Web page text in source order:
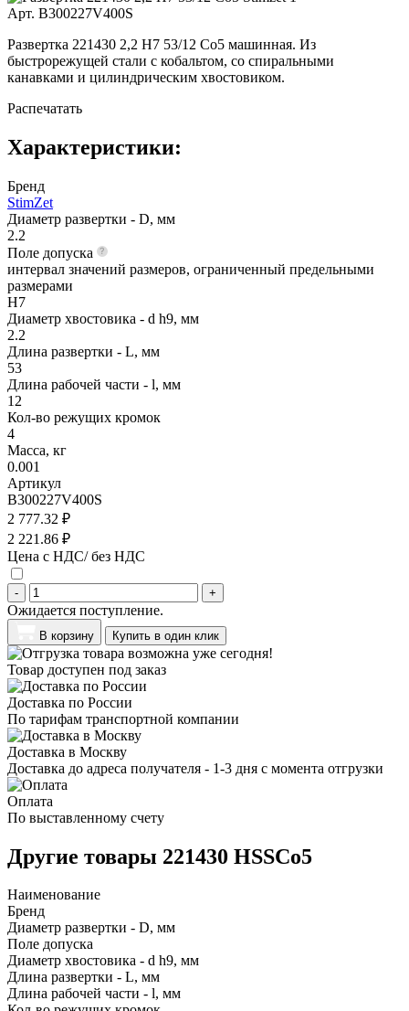
Арт. B300227V400S
Развертка 221430 2,2 H7 53/12 Co5 машинная. Из
быстрорежущей стали с кобальтом, со спиральными
канавками и цилиндрическим хвостовиком.
Распечатать
Характеристики:
Бренд
StimZet
Диаметр развертки - D, мм
2.2
Поле допуска
интервал значений размеров, ограниченный предельными
размерами
H7
Диаметр хвостовика - d h9, мм
2.2
Длина развертки - L, мм
53
Длина рабочей части - l, мм
12
Кол-во режущих кромок
4
Масса, кг
0.001
Артикул
B300227V400S
2 777.32 ₽
2 221.86 ₽
Цена с НДС/ без НДС
- +
Ожидается поступление.
В корзину Купить в один клик
Товар доступен под заказ
Доставка по России
По тарифам транспортной компании
Доставка в Москву
Доставка до адреса получателя - 1-3 дня с момента отгрузки
Оплата
По выставленному счету
Другие товары 221430 HSSCo5
Наименование
Бренд
Диаметр развертки - D, мм
Поле допуска
Диаметр хвостовика - d h9, мм
Длина развертки - L, мм
Длина рабочей части - l, мм